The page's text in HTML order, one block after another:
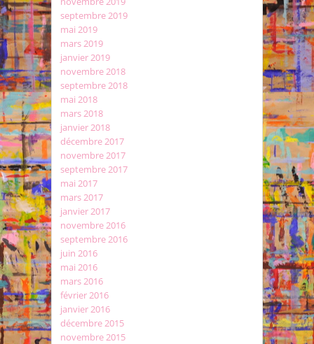
septembre 2019
mai 2019
mars 2019
janvier 2019
novembre 2018
septembre 2018
mai 2018
mars 2018
janvier 2018
décembre 2017
novembre 2017
septembre 2017
mai 2017
mars 2017
janvier 2017
novembre 2016
septembre 2016
juin 2016
mai 2016
mars 2016
février 2016
janvier 2016
décembre 2015
novembre 2015